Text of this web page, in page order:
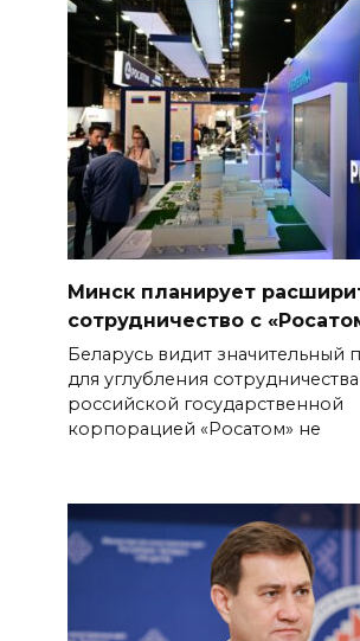
Минск планирует
сотрудничество с
Беларусь видит значительный
для углубления
российской государственной
корпорацией «Росатом» не